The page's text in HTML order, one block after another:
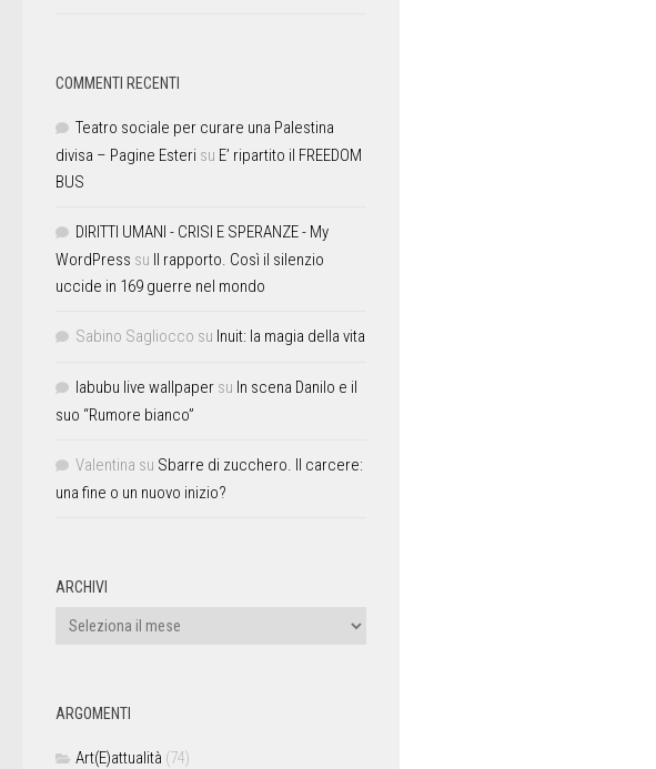
COMMENTI RECENTI
Teatro sociale per curare una Palestina
divisa – Pagine Esteri su E’ ripartito il FREEDOM
BUS
DIRITTI UMANI - CRISI E SPERANZE - My
WordPress su Il rapporto. Così il silenzio
uccide in 169 guerre nel mondo
Sabino Sagliocco su Inuit: la magia della vita
labubu live wallpaper su In scena Danilo e il
suo “Rumore bianco”
Valentina su Sbarre di zucchero. Il carcere:
una fine o un nuovo inizio?
ARCHIVI
ARGOMENTI
Art(E)attualità (74)